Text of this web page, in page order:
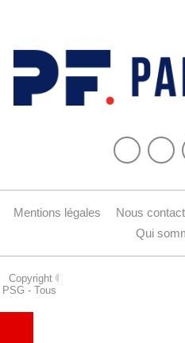
Mentions légales Nous
Qui
Copyright © 2015-2024 Parisfans.fr,
PSG - Tous les droits sont réservés.